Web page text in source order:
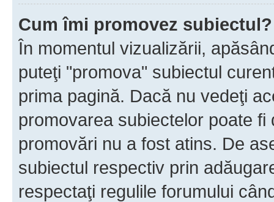
Cum îmi promovez subiectul?
În momentul vizualizării,
puteţi "promova" subiectul
prima pagină. Dacă nu vedeţi
promovarea subiectelor poate
promovări nu a fost atins. De
subiectul respectiv prin
respectaţi regulile forumului